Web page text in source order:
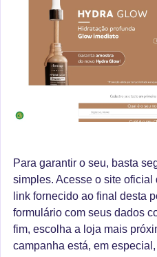
Para garantir o seu, basta
simples. Acesse o site
link fornecido ao final desta
formulário com seus dados
fim, escolha a loja mais
campanha está, em